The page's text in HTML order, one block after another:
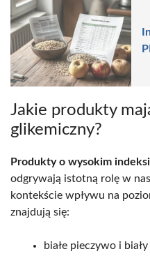
Jakie produkty
glikemiczny?
Produkty o wysokim
odgrywają istotną rolę w
kontekście wpływu na
znajdują się:
białe pieczywo i